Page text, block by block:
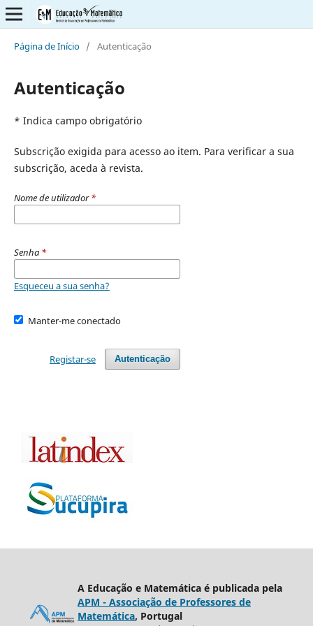
Página de Início / Autenticação
Autenticação
* Indica campo obrigatório
Subscrição exigida para acesso ao item. Para verificar a sua
subscrição, aceda à revista.
Nome de utilizador*
Senha *
Esqueceu a sua senha?
Manter-me conectado
Autenticação
Registar-se
A Educação e Matemática é publicada pela
APM - Associação de Professores de
Matemática, Portugal